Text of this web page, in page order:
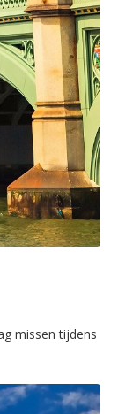
missen tijdens